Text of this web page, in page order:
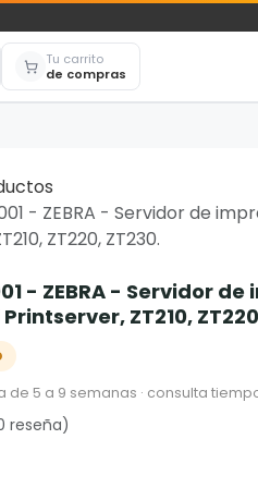
Tu carrito
de compras
- ZEBRA - Servidor de
ZT220, ZT230.
- ZEBRA - Servidor
ZT210,
de 5 a 9 semanas · consulta
reseña)